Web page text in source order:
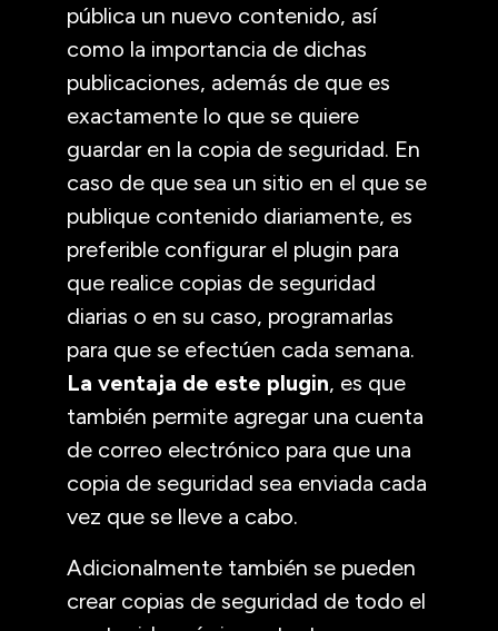
pública un nuevo contenido, así
como la importancia de dichas
publicaciones, además de que es
exactamente lo que se quiere
guardar en la copia de seguridad. En
caso de que sea un sitio en el que se
publique contenido diariamente, es
preferible configurar el plugin para
que realice copias de seguridad
diarias o en su caso, programarlas
para que se efectúen cada semana.
La ventaja de este plugin, es que
también permite agregar una cuenta
de correo electrónico para que una
copia de seguridad sea enviada cada
vez que se lleve a cabo.
Adicionalmente también se pueden
crear copias de seguridad de todo el